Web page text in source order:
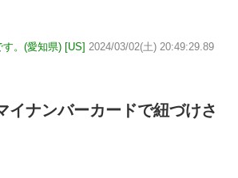
。(愛知県) [US] 2024/03/02(土) 20:49:29.89
イナンバーカードで紐づけさ